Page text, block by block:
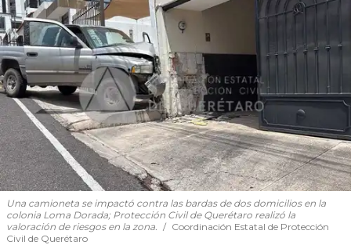
Una camioneta se impactó contra las bardas de dos domicilios en la
colonia Loma Dorada; Protección Civil de Querétaro realizó la
valoración de riesgos en la zona.
Coordinación Estatal de Protección
Civil de Querétaro